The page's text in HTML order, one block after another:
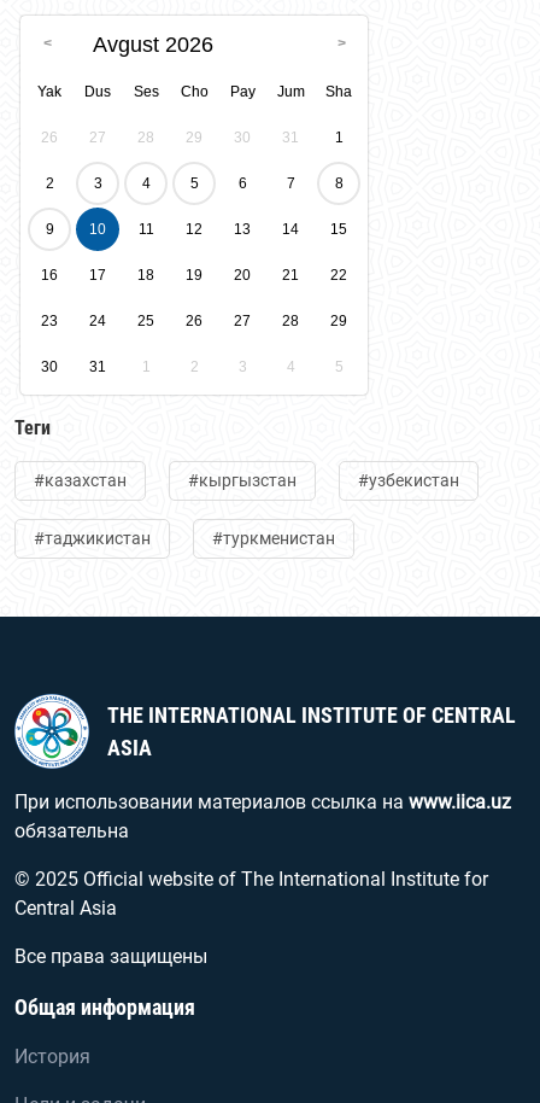
Avgust 2026
Yak Dus Ses Cho Pay Jum Sha
26 27 28 29 30 31 1
2 3 4 5 6 7 8
9 10 11 12 13 14 15
16 17 18 19 20 21 22
23 24 25 26 27 28 29
30 31 1 2 3 4 5
Теги
#казахстан #кыргызстан #узбекистан
#таджикистан #туркменистан
THE INTERNATIONAL INSTITUTE OF CENTRAL
ASIA
При использовании материалов ссылка на www.iica.uz
обязательна
© 2025 Official website of The International Institute for
Central Asia
Все права защищены
Общая информация
История